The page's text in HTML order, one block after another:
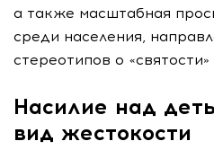
а также масштабная
среди населения,
стереотипов о
Насилие над
вид жестокости